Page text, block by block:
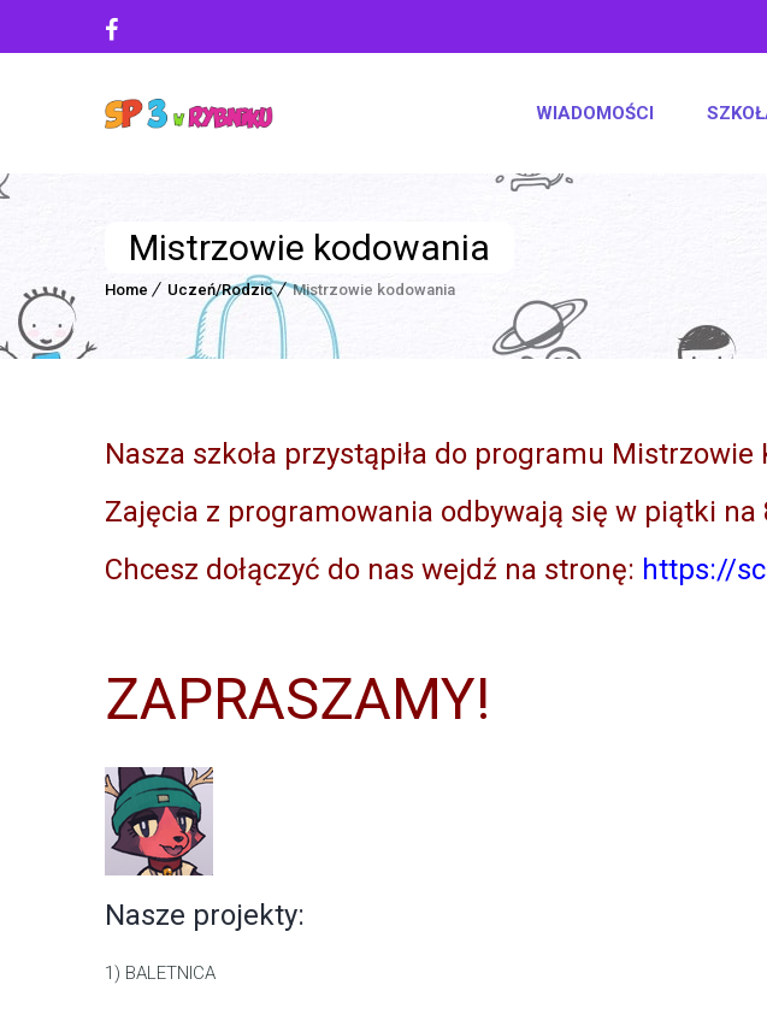
WIADOMOŚCI
Mistrzowie kodowania
Home Uczeń/Rodzic Mistrzowie kodowania
Nasza szkoła przystąpiła do programu Mistrzowie
Zajęcia z programowania odbywają się w piątki na
Chcesz dołączyć do nas wejdź na stronę: https://
ZAPRASZAMY!
Nasze projekty:
1) BALETNICA